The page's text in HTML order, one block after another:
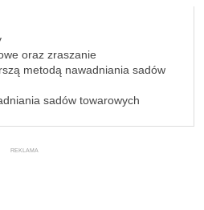
oraz zraszanie
metodą nawadniania sadów
sadów towarowych
REKLAMA